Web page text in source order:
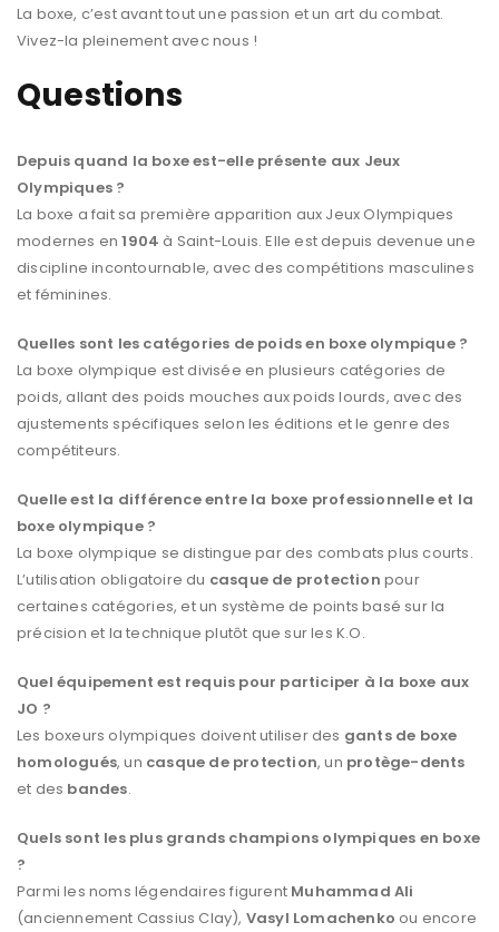
La boxe, c’est avant tout une passion et un art du combat.
Vivez-la pleinement avec nous !
Questions
Depuis quand la boxe est-elle présente aux Jeux
Olympiques ?
La boxe a fait sa première apparition aux Jeux Olympiques
modernes en1904 à Saint-Louis. Elle est depuis devenue une
discipline incontournable, avec des compétitions masculines
et féminines.
Quelles sont les catégories de poids en boxe olympique ?
La boxe olympique est divisée en plusieurs catégories de
poids, allant des poids mouches aux poids lourds, avec des
ajustements spécifiques selon les éditions et le genre des
compétiteurs.
Quelle est la différence entre la boxe professionnelle et la
boxe olympique ?
La boxe olympique se distingue par des combats plus courts.
L’utilisation obligatoire du casque de protection pour
certaines catégories, et un système de points basé sur la
précision et la technique plutôt que sur les K.O.
Quel équipement est requis pour participer à la boxe aux
JO ?
Les boxeurs olympiques doivent utiliser des gants de boxe
homologués, un casque de protection, un protège-dents
et des bandes.
Quels sont les plus grands champions olympiques en boxe
?
Parmi les noms légendaires figurent Muhammad Ali
(anciennement Cassius Clay), Vasyl Lomachenko ou encore